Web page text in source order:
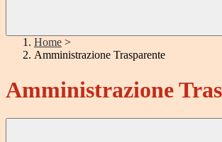
Home >
Amministrazione Trasparente
Amministrazione